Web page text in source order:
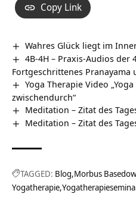
Copy Link
Wahres Glück liegt im
4B-4H – Praxis-Audios der
Fortgeschrittenes Pranayama
Yoga Therapie Video
zwischendurch“
Meditation – Zitat des
Meditation – Zitat des
TAGGED: Blog Morbus Basedow
Yogatherapie